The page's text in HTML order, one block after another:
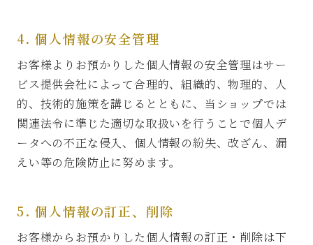
4. 個人情報の安全管理
お客様よりお預かりした個人情報の安全管理はサー
ビス提供会社によって合理的、組織的、物理的、人
的、技術的施策を講じるとともに、当ショップでは
関連法令に準じた適切な取扱いを行うことで個人デ
ータへの不正な侵入、個人情報の紛失、改ざん、漏
えい等の危険防止に努めます。
5. 個人情報の訂正、削除
お客様からお預かりした個人情報の訂正・削除は下